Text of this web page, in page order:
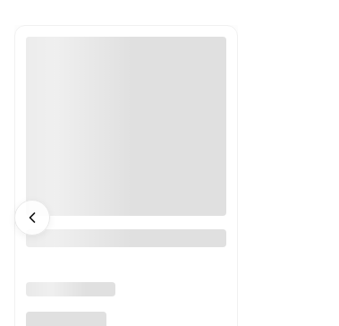
Naszyjnik warstwowy z
koralikami i zawieszką
PRODUCENT